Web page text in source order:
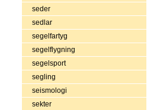
seder
sedlar
segelfartyg
segelflygning
segelsport
segling
seismologi
sekter